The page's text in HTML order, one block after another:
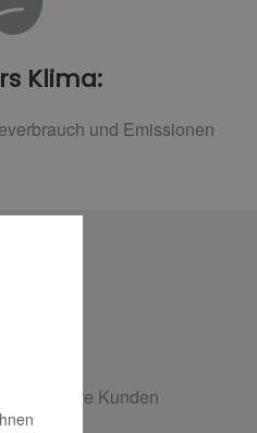
Klima:
und Emissionen
für Ihre Kunden